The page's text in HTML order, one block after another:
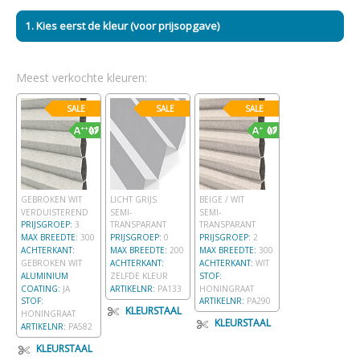
1. Kies eerst de kleur (voor prijsopgave)
Meest verkochte kleuren:
SALE
GEBROKEN WIT
VERDUISTEREND
PRIJSGROEP: 3
MAX BREEDTE: 300
ACHTERKANT:
GEBROKEN WIT
ALUMINIUM
COATING: JA
STOF:
HONINGRAAT
ARTIKELNR: PA582
KLEURSTAAL
SALE
LICHT GRIJS
SEMI-
TRANSPARANT
PRIJSGROEP: 0
MAX BREEDTE: 200
ACHTERKANT:
ZELFDE KLEUR
ARTIKELNR: PA133
KLEURSTAAL
SALE
BEIGE / WIT
SEMI-
TRANSPARANT
PRIJSGROEP: 2
MAX BREEDTE: 300
ACHTERKANT: WIT
STOF:
HONINGRAAT
ARTIKELNR: PA290
KLEURSTAAL